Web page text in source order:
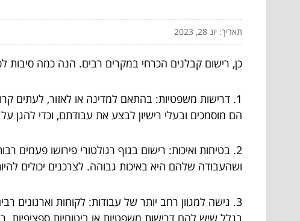
תאריך: יונ 28, 2023
כן, רישום קבלנים הכרחי במקרים רבים. הנה כמה סיבות
1. דרישות משפטיות: בהתאם למדינה או לאזור, לעתים
הם מוסמכים ובעלי רישיון לבצע את עבודתם, וכדי להגן
2. בטיחות ואיכות: רישום בגוף רגולטורי פירושו פעמים
ושהעבודה שלהם היא באיכות גבוהה. לצרכנים יכולים
3. גישה למגוון רחב יותר של עבודות: לקוחות
בגלל שיש להם דרישות משפטיות או ביטוחיות ספציפיות.